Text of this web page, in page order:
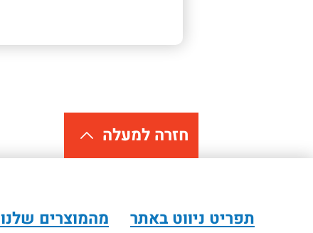
חזרה למעלה
תפריט ניווט באתר
מהמוצרים שלנו